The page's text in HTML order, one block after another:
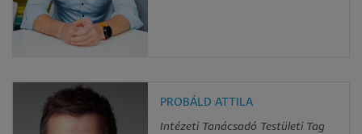
PROBÁLD ATTILA
Intézeti Tanácsadó Testületi Tag